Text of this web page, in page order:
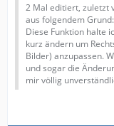
2 Mal editiert, zuletzt
aus folgendem
Diese Funktion halte
kurz ändern um
Bilder) anzupassen.
und sogar die
mir völlig